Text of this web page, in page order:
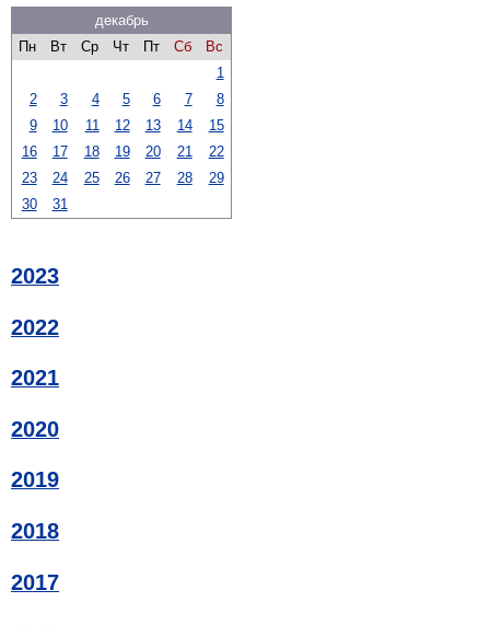
декабрь
Пн
Вт Ср Чт Пт Сб
Вс
1
2
3 4 5 6 7
8
9
10 11 12 13 14
15
16
17 18 19 20 21
22
23
24 25 26 27 28
29
30
31
2023
2022
2021
2020
2019
2018
2017